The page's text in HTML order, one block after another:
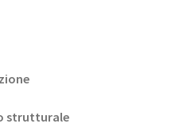
strutturale